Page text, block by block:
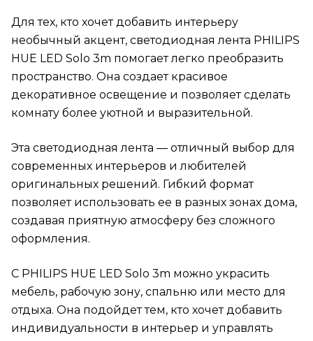
Для тех, кто хочет добавить интерьеру
необычный акцент, светодиодная лента PHILIPS
HUE LED Solo 3m помогает легко преобразить
пространство. Она создает красивое
декоративное освещение и позволяет сделать
комнату более уютной и выразительной.
Эта светодиодная лента — отличный выбор для
современных интерьеров и любителей
оригинальных решений. Гибкий формат
позволяет использовать ее в разных зонах дома,
создавая приятную атмосферу без сложного
оформления.
С PHILIPS HUE LED Solo 3m можно украсить
мебель, рабочую зону, спальню или место для
отдыха. Она подойдет тем, кто хочет добавить
индивидуальности в интерьер и управлять